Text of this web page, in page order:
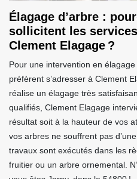
Élagage d’arbre :
sollicitent les
Clement Elagage ?
Pour une intervention en
préfèrent s’adresser à Clement
réalise un élagage très
qualifiés, Clement Elagage
résultat soit à la hauteur de vos
vos arbres ne souffrent pas
travaux sont exécutés dans les
fruitier ou un arbre ornemental.